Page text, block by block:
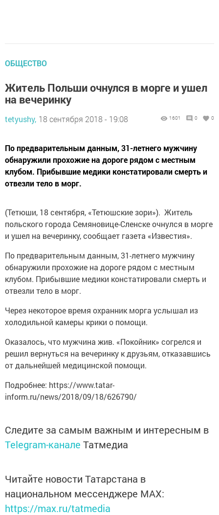
ОБЩЕСТВО
Житель Польши очнулся в морге и ушел
на вечеринку
tetyushy, 18 сентября 2018 - 19:08 1601 0 0
По предварительным данным, 31-летнего мужчину
обнаружили прохожие на дороге рядом с местным
клубом. Прибывшие медики констатировали смерть и
отвезли тело в морг.
(Тетюши, 18 сентября, «Тетюшские зори»). Житель
польского города Семяновице-Сленске очнулся в морге
и ушел на вечеринку, сообщает газета «Известия».
По предварительным данным, 31-летнего мужчину
обнаружили прохожие на дороге рядом с местным
клубом. Прибывшие медики констатировали смерть и
отвезли тело в морг.
Через некоторое время охранник морга услышал из
холодильной камеры крики о помощи.
Оказалось, что мужчина жив. «Покойник» согрелся и
решил вернуться на вечеринку к друзьям, отказавшись
от дальнейшей медицинской помощи.
Подробнее: https://www.tatar-
inform.ru/news/2018/09/18/626790/
Следите за самым важным и интересным в
Telegram-канале Татмедиа
Читайте новости Татарстана в
национальном мессенджере MАХ:
https://max.ru/tatmedia